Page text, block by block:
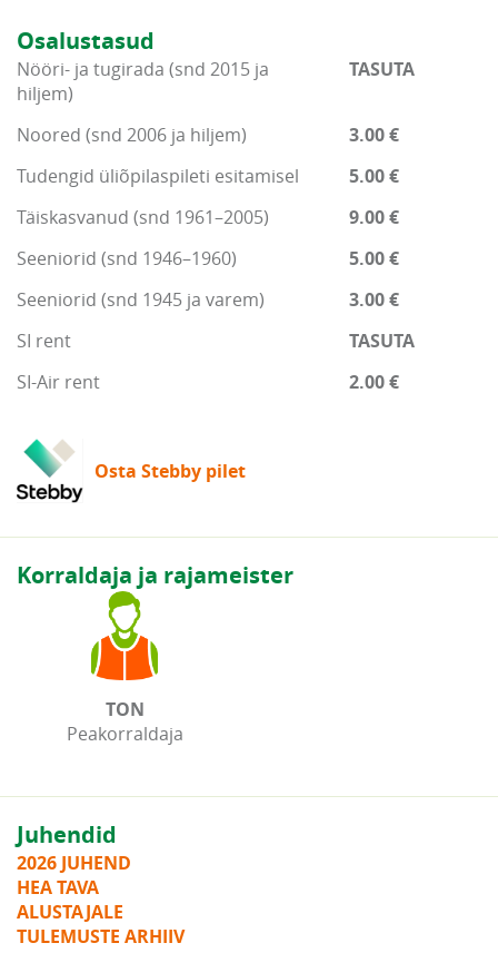
Osalustasud
Nööri- ja tugirada (snd 2015 ja
hiljem)
TASUTA
Noored (snd 2006 ja hiljem)
3.00 €
Tudengid üliõpilaspileti esitamisel
5.00 €
Täiskasvanud (snd 1961–2005)
9.00 €
Seeniorid (snd 1946–1960)
5.00 €
Seeniorid (snd 1945 ja varem)
3.00 €
SI rent
TASUTA
SI-Air rent
2.00 €
Osta Stebby pilet
Korraldaja ja rajameister
TON
Peakorraldaja
Juhendid
2026 JUHEND
HEA TAVA
ALUSTAJALE
TULEMUSTE ARHIIV